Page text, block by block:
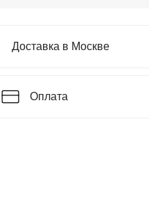
Доставка в Москве
Оплата